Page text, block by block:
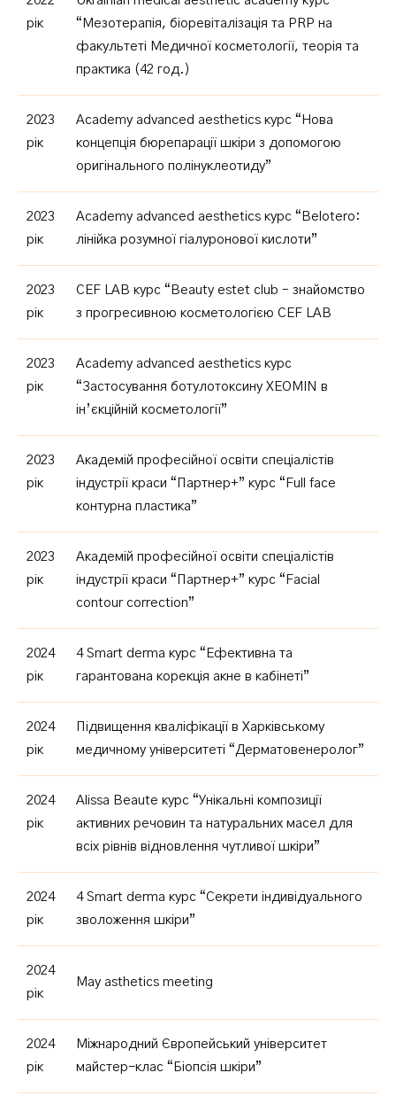
рік
“Мезотерапія, біоревіталізація та PRP на
факультеті Медичної косметології, теорія та
практика (42 год.)
2023
рік
Academy advanced aesthetics курс “Нова
концепція бюрепарації шкіри з допомогою
оригінального полінуклеотиду”
2023
рік
Academy advanced aesthetics курс “Belotero:
лінійка розумної гіалуронової кислоти”
2023
рік
CEF LAB курс “Beauty estet club – знайомство
з прогресивною косметологією CEF LAB
2023
рік
Academy advanced aesthetics курс
“Застосування ботулотоксину XEOMIN в
ін’єкційній косметології”
2023
рік
Академій професійної освіти спеціалістів
індустрії краси “Партнер+” курс “Full face
контурна пластика”
2023
рік
Академій професійної освіти спеціалістів
індустрії краси “Партнер+” курс “Facial
contour correction”
2024
рік
4 Smart derma курс “Ефективна та
гарантована корекція акне в кабінеті”
2024
рік
Підвищення кваліфікації в Харківському
медичному університеті “Дерматовенеролог”
2024
рік
Alissa Beaute курс “Унікальні композиції
активних речовин та натуральних масел для
всіх рівнів відновлення чутливої шкіри”
2024
рік
4 Smart derma курс “Секрети індивідуального
зволоження шкіри”
2024
рік
May asthetics meeting
2024
рік
Міжнародний Європейський університет
майстер-клас “Біопсія шкіри”